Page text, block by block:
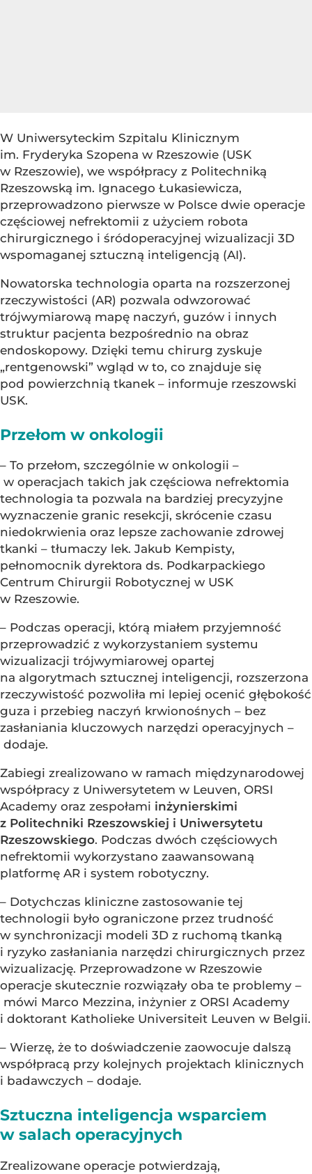
W Uniwersyteckim Szpitalu Klinicznym
im. Fryderyka Szopena w Rzeszowie (USK
w Rzeszowie), we współpracy z Politechniką
Rzeszowską im. Ignacego Łukasiewicza,
przeprowadzono pierwsze w Polsce dwie operacje
częściowej nefrektomii z użyciem robota
chirurgicznego i śródoperacyjnej wizualizacji 3D
wspomaganej sztuczną inteligencją (AI).
Nowatorska technologia oparta na rozszerzonej
rzeczywistości (AR) pozwala odwzorować
trójwymiarową mapę naczyń, guzów i innych
struktur pacjenta bezpośrednio na obraz
endoskopowy. Dzięki temu chirurg zyskuje
„rentgenowski” wgląd w to, co znajduje się
pod powierzchnią tkanek – informuje rzeszowski
USK.
Przełom w onkologii
– To przełom, szczególnie w onkologii –
w operacjach takich jak częściowa nefrektomia
technologia ta pozwala na bardziej precyzyjne
wyznaczenie granic resekcji, skrócenie czasu
niedokrwienia oraz lepsze zachowanie zdrowej
tkanki – tłumaczy lek. Jakub Kempisty,
pełnomocnik dyrektora ds. Podkarpackiego
Centrum Chirurgii Robotycznej w USK
w Rzeszowie.
– Podczas operacji, którą miałem przyjemność
przeprowadzić z wykorzystaniem systemu
wizualizacji trójwymiarowej opartej
na algorytmach sztucznej inteligencji, rozszerzona
rzeczywistość pozwoliła mi lepiej ocenić głębokość
guza i przebieg naczyń krwionośnych – bez
zasłaniania kluczowych narzędzi operacyjnych –
dodaje.
Zabiegi zrealizowano w ramach międzynarodowej
współpracy z Uniwersytetem w Leuven, ORSI
Academy oraz zespołami inżynierskimi
z Politechniki Rzeszowskiej i Uniwersytetu
Rzeszowskiego. Podczas dwóch częściowych
nefrektomii wykorzystano zaawansowaną
platformę AR i system robotyczny.
– Dotychczas kliniczne zastosowanie tej
technologii było ograniczone przez trudność
w synchronizacji modeli 3D z ruchomą tkanką
i ryzyko zasłaniania narzędzi chirurgicznych przez
wizualizację. Przeprowadzone w Rzeszowie
operacje skutecznie rozwiązały oba te problemy –
mówi Marco Mezzina, inżynier z ORSI Academy
i doktorant Katholieke Universiteit Leuven w Belgii.
– Wierzę, że to doświadczenie zaowocuje dalszą
współpracą przy kolejnych projektach klinicznych
i badawczych – dodaje.
Sztuczna inteligencja wsparciem
w salach operacyjnych
Zrealizowane operacje potwierdzają,